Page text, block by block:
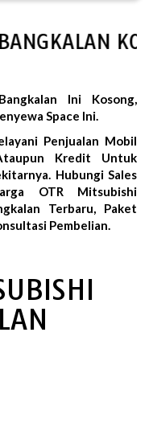
Ini Kosong,
Space Ini.
Penjualan Mobil
Kredit Untuk
Hubungi Sales
OTR Mitsubishi
Terbaru, Paket
Pembelian.